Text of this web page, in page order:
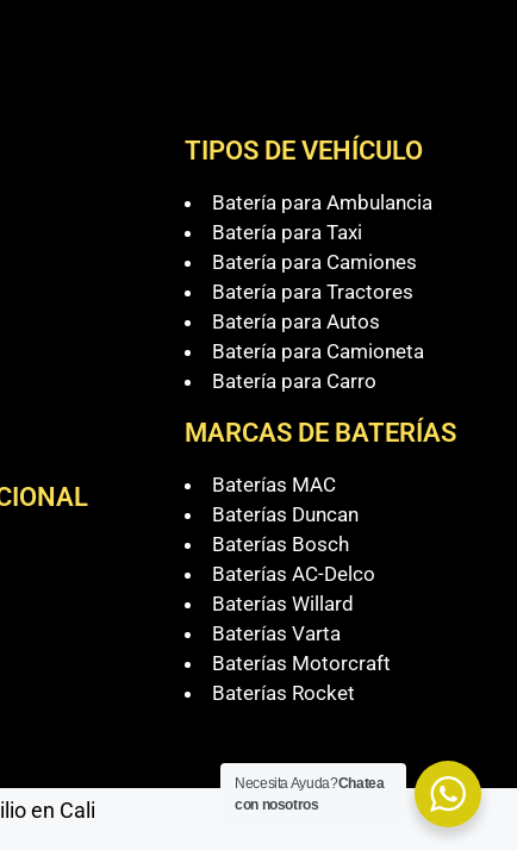
TIPOS DE VEHÍCULO
Batería para Ambulancia
Batería para Taxi
Batería para Camiones
Batería para Tractores
Batería para Autos
Batería para Camioneta
Batería para Carro
MARCAS DE BATERÍAS
Baterías MAC
Baterías Duncan
Baterías Bosch
Baterías AC-Delco
Baterías Willard
Baterías Varta
Baterías Motorcraft
Baterías Rocket
en Cali
Necesita Ayuda?Chatea
con nosotros